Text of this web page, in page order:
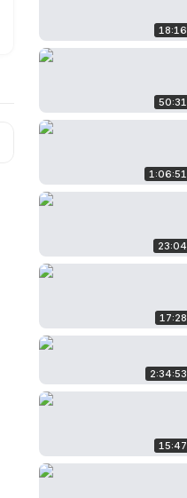
18:16
50:31
1:06:51
23:04
17:28
2:34:53
15:47